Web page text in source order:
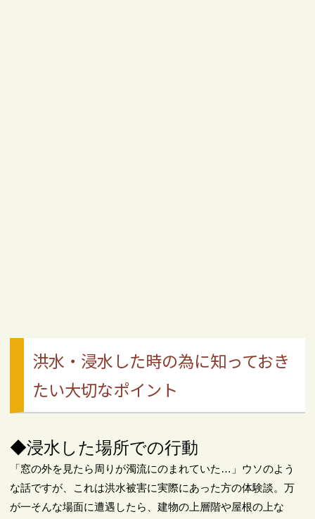
洪水・浸水した時の為に知っておき
たい大切なポイント
◆浸水した場所での行動
「窓の外を見たら周りが濁流にのまれていた…」ウソのよう
な話ですが、これは洪水被害に実際にあった方の体験談。万
が一そんな場面に遭遇したら、建物の上層階や屋根の上な